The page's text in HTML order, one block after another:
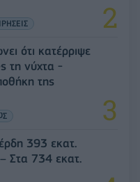
ότι κατέρριψε
τη νύχτα -
της
393 εκατ.
Στα 734 εκατ.